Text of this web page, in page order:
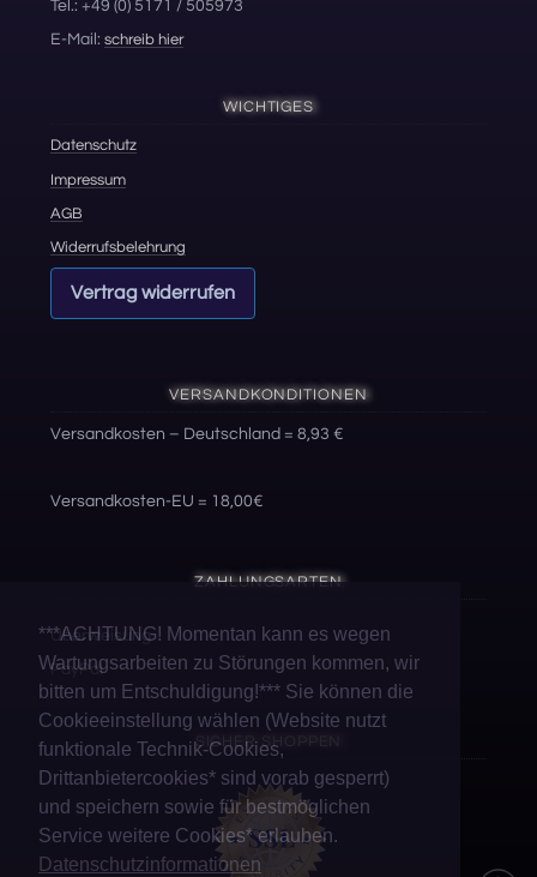
Tel.: +49 (0) 5171 / 505973
E-Mail:schreib hier
WICHTIGES
Datenschutz
Impressum
AGB
Widerrufsbelehrung
Vertrag widerrufen
VERSANDKONDITIONEN
Versandkosten – Deutschland = 8,93 €
Versandkosten-EU = 18,00€
ZAHLUNGSARTEN
Überweisung
PayPal
SICHER SHOPPEN
***ACHTUNG! Momentan kann es wegen
Wartungsarbeiten zu Störungen kommen, wir
bitten um Entschuldigung!*** Sie können die
Cookieeinstellung wählen (Website nutzt
funktionale Technik-Cookies,
Drittanbietercookies* sind vorab gesperrt)
und speichern sowie für bestmöglichen
Service weitere Cookies* erlauben.
Datenschutzinformationen